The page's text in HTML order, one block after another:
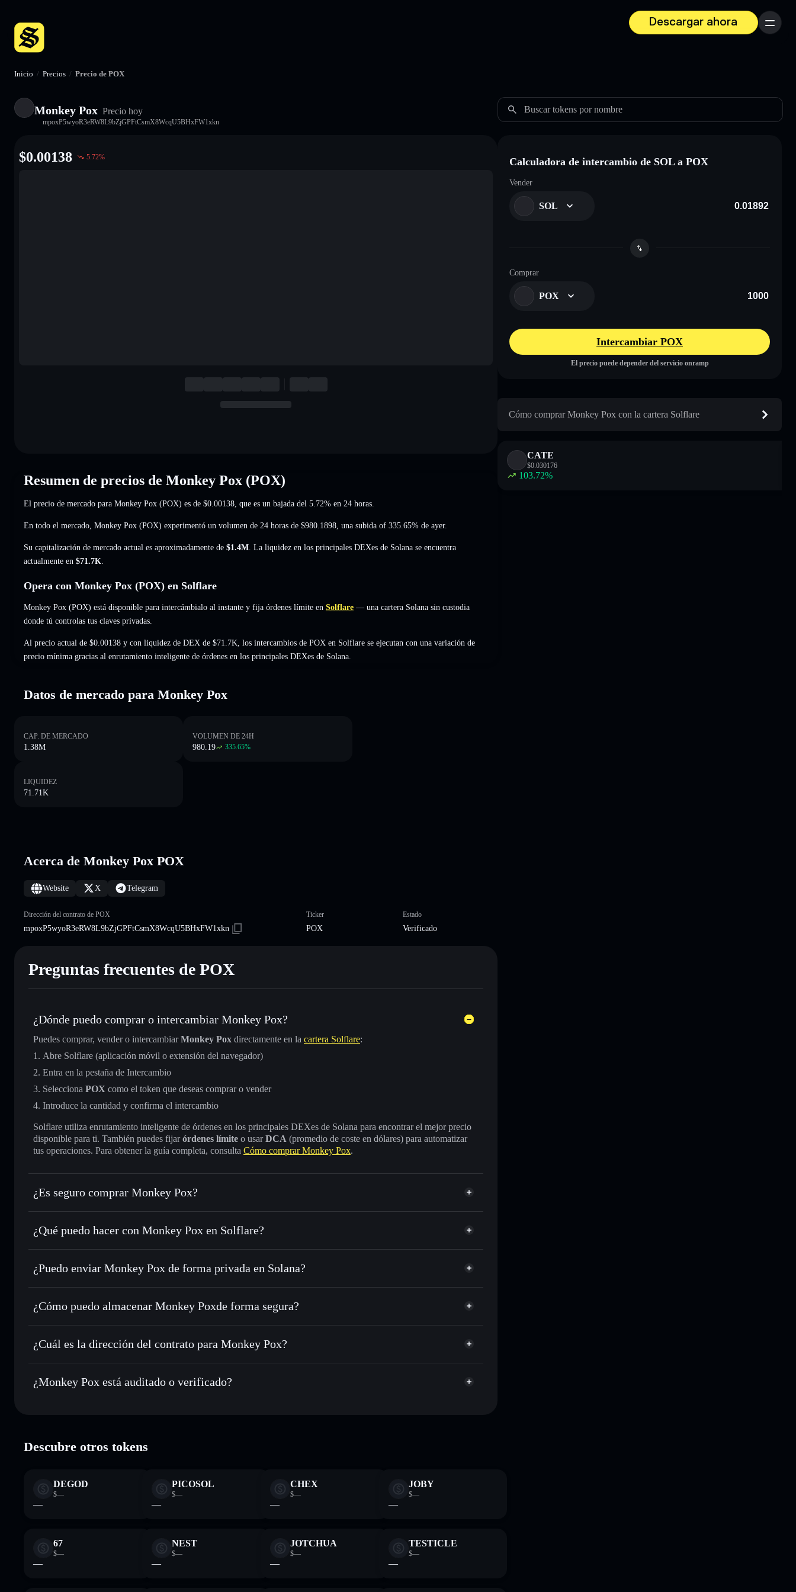
Descargar ahora
Menú
Inicio / Precios / Precio de POX
Monkey Pox Precio hoy
mpoxP5wyoR3eRW8L9bZjGPFtCsmX8WcqU5BHxFW1xkn
Buscar tokens por nombre
$0.00138 5.72%
Resumen de precios de Monkey Pox (POX)
El precio de mercado para Monkey Pox (POX) es de $0.00138 , que es un bajada del 5.72% en 24 horas.
En todo el mercado, Monkey Pox (POX) experimentó un volumen de 24 horas de $980.1898 una subida of 335.65% de ayer.
Su capitalización de mercado actual es aproximadamente de $1.4M . La liquidez en los principales DEXes de Solana se encuentra
actualmente en $71.7K
Opera con Monkey Pox (POX) en Solflare
Monkey Pox (POX) está disponible para intercámbialo al instante y fija órdenes límite en Solflare — una cartera Solana sin custodia
donde tú controlas tus claves privadas.
Al precio actual de $0.00138 y con liquidez de DEX de $71.7K, los intercambios de POX en Solflare se ejecutan con una variación de
precio mínima gracias al enrutamiento inteligente de órdenes en los principales DEXes de Solana.
Datos de mercado para Monkey Pox
CAP. DE MERCADO
1.38M
VOLUMEN DE 24H
980.19 335.65%
LIQUIDEZ
71.71K
Acerca de Monkey Pox POX
Website X Telegram
Dirección del contrato de POX
mpoxP5wyoR3eRW8L9bZjGPFtCsmX8WcqU5BHxFW1xkn
Ticker
POX
Estado
Verificado
Preguntas frecuentes de POX
¿Dónde puedo comprar o intercambiar Monkey Pox?
Puedes comprar, vender o intercambiarMonkey Pox directamente en la cartera Solflare:
Abre Solflare (aplicación móvil o extensión del navegador)
Entra en la pestaña de Intercambio
Selecciona POX como el token que deseas comprar o vender
Introduce la cantidad y confirma el intercambio
Solflare utiliza enrutamiento inteligente de órdenes en los principales DEXes de Solana para encontrar el mejor precio
disponible para ti. También puedes fijarórdenes límite o usarDCA (promedio de coste en dólares) para automatizar
tus operaciones. Para obtener la guía completa, consulta Cómo comprar Monkey Pox.
¿Es seguro comprar Monkey Pox?
Monkey Pox token verificado
¿Qué puedo hacer con Monkey Pox en Solflare?
Monkey Pox
cartera de Solflare
Intercambiar al instante: operar con POX para SOL, USDC o miles de otros tokens de Solana con enrutamiento
Utilizar DCA: promedio de coste en dólares en POX a lo largo del tiempo
Enviar de forma privada: transferir POX sin vincular públicamente las carteras usando el agregador de privacidad
integrado de Solflare
Holdear de forma segura: almacenar POX en una cartera sin custodia donde tú controla tus claves privadas
¿Puedo enviar Monkey Pox de forma privada en Solana?
cartera de Solflare
agregador de privacidad
Monkey Pox
¿Cómo puedo almacenar Monkey Poxde forma segura?
Monkey Pox cartera sin custodia Solflare
¿Cuál es la dirección del contrato para Monkey Pox?
Monkey Pox
mpoxP5wyoR3eRW8L9bZjGPFtCsmX8WcqU5BHxFW1xkn
¿Monkey Pox está auditado o verificado?
Descubre otros tokens
DEGOD
$—
—
PICOSOL
$—
—
CHEX
$—
—
JOBY
$—
—
67
$—
—
NEST
$—
—
JOTCHUA
$—
—
TESTICLE
$—
—
Calculadora de intercambio de SOL a POX
Vender
SOL
Comprar
POX
Intercambiar POX
El precio puede depender del servicio onramp
Cómo comprar Monkey Pox con la cartera Solflare
CATE
$0.030176
103.72%